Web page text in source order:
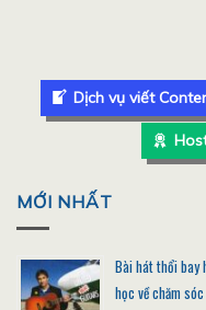
Dịch vụ viết
MỚI NHẤT
Bài hát thổi bay
học về chăm